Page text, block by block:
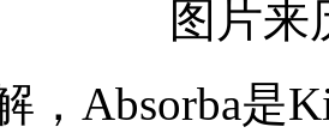
图片来
Absorba是